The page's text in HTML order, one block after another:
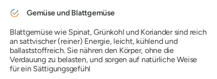
Gemüse und Blattgemüse
Blattgemüse wie Spinat, Grünkohl und Koriander sind reich
an sattvischer(reiner) Energie, leicht, kühlend und
ballaststoffreich. Sie nähren den Körper, ohne die
Verdauung zu belasten, und sorgen auf natürliche Weise
für ein Sättigungsgefühl